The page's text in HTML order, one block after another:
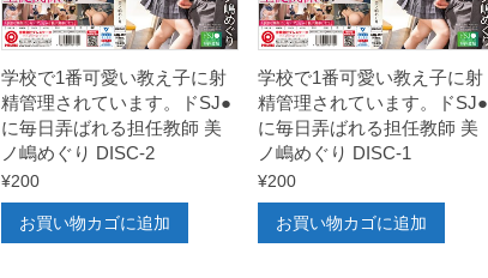
学校で1番可愛い教え子に射
精管理されています。ドSJ●
に毎日弄ばれる担任教師 美
ノ嶋めぐり DISC-2
¥200
お買い物カゴに追加
学校で1番可愛い教え子に射
精管理されています。ドSJ●
に毎日弄ばれる担任教師 美
ノ嶋めぐり DISC-1
¥200
お買い物カゴに追加